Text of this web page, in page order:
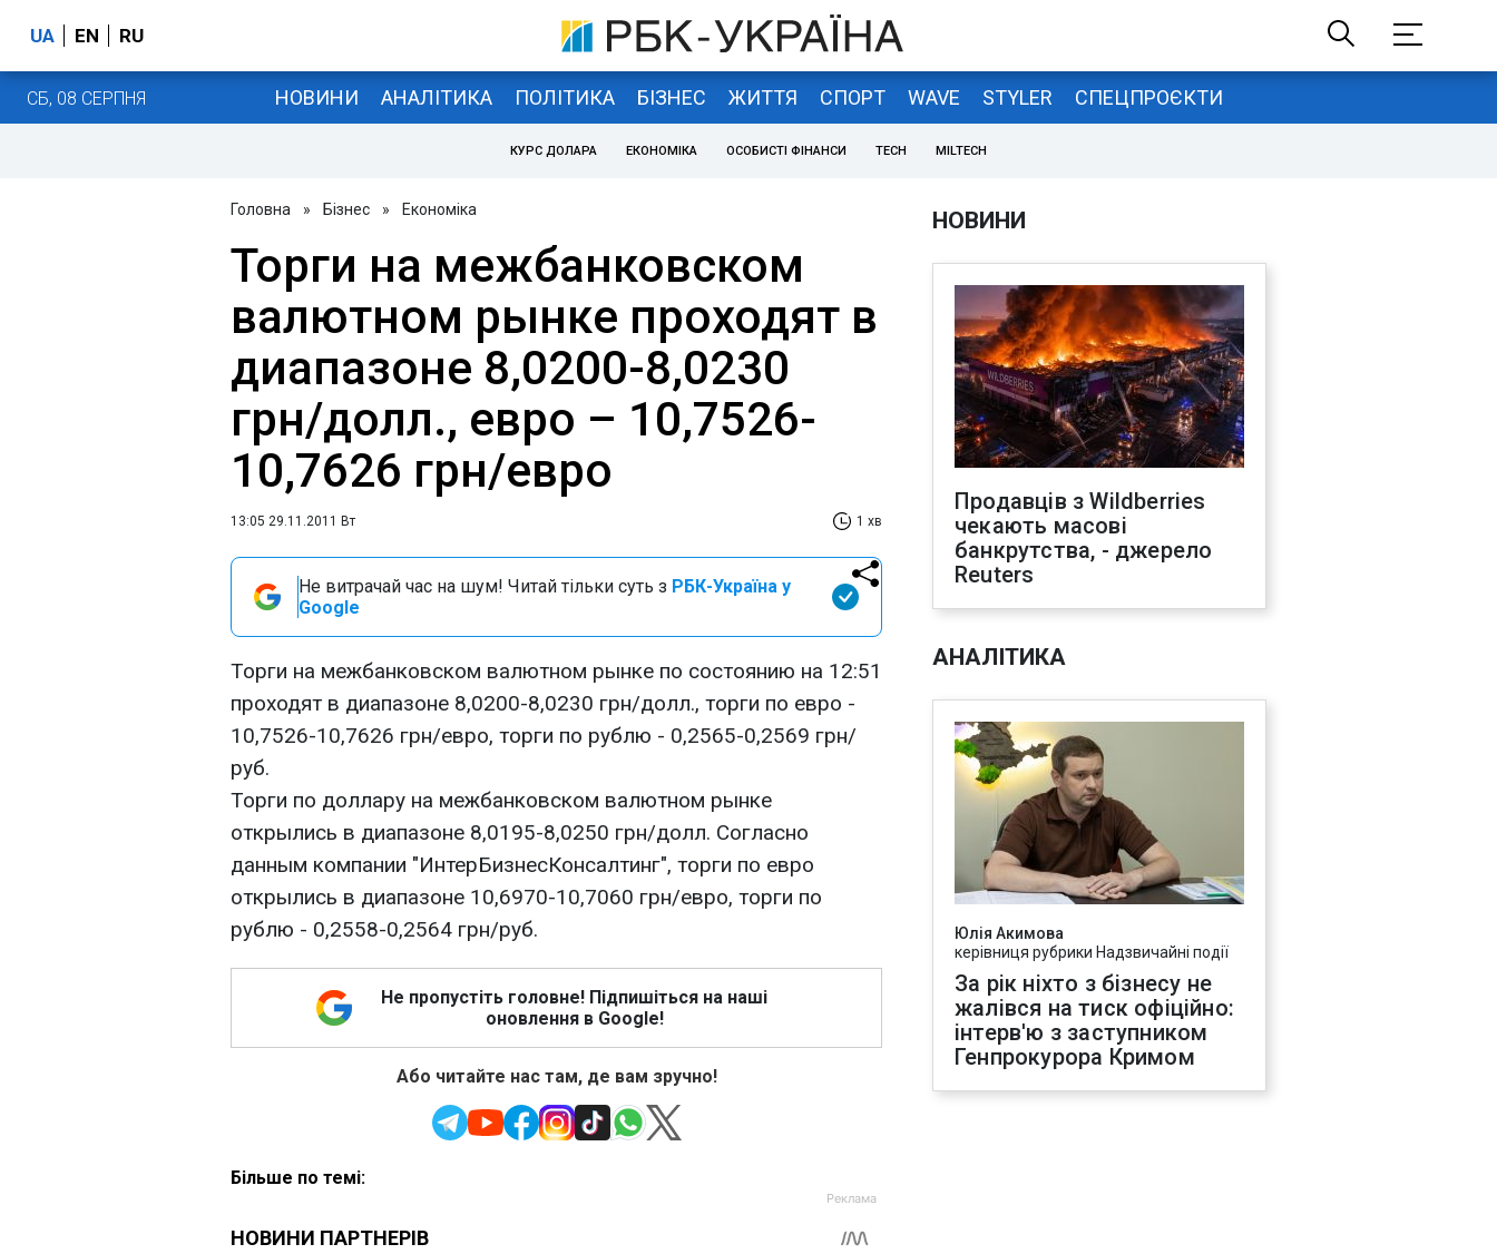
UA EN RU
СБ, 08 СЕРПНЯ НОВИНИ АНАЛІТИКА ПОЛІТИКА БІЗНЕС ЖИТТЯ СПОРТ WAVE STYLER СПЕЦПРОЄКТИ
КУРС ДОЛАРА ЕКОНОМІКА ОСОБИСТІ ФІНАНСИ TECH MILTECH
Головна » Бізнес » Економіка
Торги на межбанковском
валютном рынке проходят в
диапазоне 8,0200-8,0230
грн/долл., евро – 10,7526-
10,7626 грн/евро
13:05 29.11.2011 Вт 1 хв
Не витрачай час на шум! Читай тільки суть з РБК-Україна у
Google
Торги на межбанковском валютном рынке по состоянию на 12:51
проходят в диапазоне 8,0200-8,0230 грн/долл., торги по евро -
10,7526-10,7626 грн/евро, торги по рублю - 0,2565-0,2569 грн/
руб.
Торги по доллару на межбанковском валютном рынке
открылись в диапазоне 8,0195-8,0250 грн/долл. Согласно
данным компании "ИнтерБизнесКонсалтинг", торги по евро
открылись в диапазоне 10,6970-10,7060 грн/евро, торги по
рублю - 0,2558-0,2564 грн/руб.
Не пропустіть головне! Підпишіться на наші
оновлення в Google!
Або читайте нас там, де вам зручно!
Більше по темі:
НОВИНИ
Продавців з Wildberries
чекають масові
банкрутства, - джерело
Reuters
АНАЛІТИКА
Юлія Акимова
керівниця рубрики Надзвичайні події
За рік ніхто з бізнесу не
жалівся на тиск офіційно:
інтерв'ю з заступником
Генпрокурора Кримом